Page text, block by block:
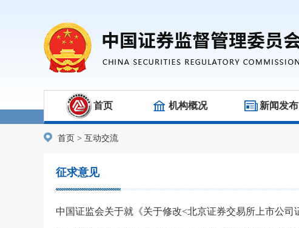
首页 机构概况 新闻发布
首页 > 互动交流
征求意见